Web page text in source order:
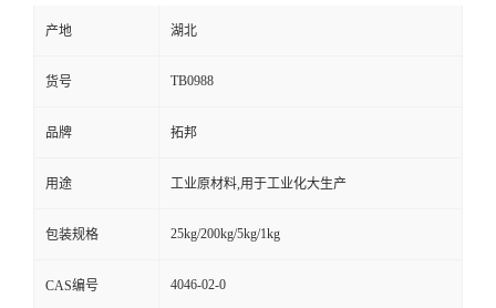
产地 湖北
货号 TB0988
品牌 拓邦
用途 工业原材料,用于工业化大生产
包装规格 25kg/200kg/5kg/1kg
CAS编号 4046-02-0